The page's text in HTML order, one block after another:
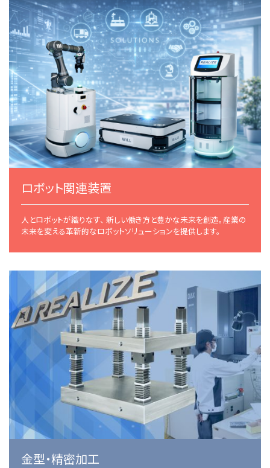
ロボット関連装置
人とロボットが織りなす、 新しい働き方と豊かな未来を創造。産業の
未来を変える革新的なロボットソリューションを提供します。
金型・精密加⼯